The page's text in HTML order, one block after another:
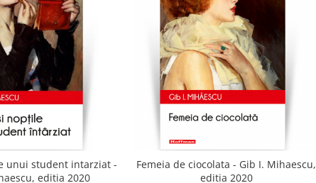
unui student intarziat -
editia 2020
Femeia de ciocolata - Gib I. Mihaescu,
editia 2020